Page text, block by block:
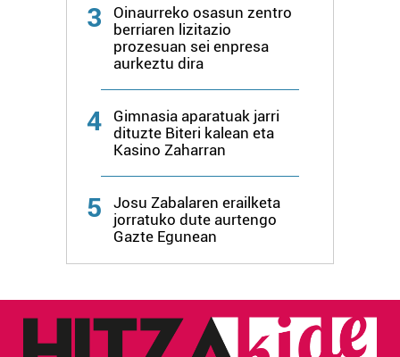
3
Oinaurreko osasun zentro
berriaren lizitazio
prozesuan sei enpresa
aurkeztu dira
4
Gimnasia aparatuak jarri
dituzte Biteri kalean eta
Kasino Zaharran
5
Josu Zabalaren erailketa
jorratuko dute aurtengo
Gazte Egunean